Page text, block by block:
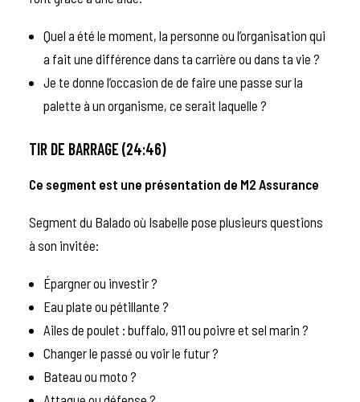
Quel a été le moment, la personne ou l’organisation qui
a fait une différence dans ta carrière ou dans ta vie ?
Je te donne l’occasion de de faire une passe sur la
palette à un organisme, ce serait laquelle ?
TIR DE BARRAGE (24:46)
Ce segment est une présentation de M2 Assurance
Segment du Balado où Isabelle pose plusieurs questions
à son invitée:
Épargner ou investir ?
Eau plate ou pétillante ?
Ailes de poulet : buffalo, 911 ou poivre et sel marin ?
Changer le passé ou voir le futur ?
Bateau ou moto ?